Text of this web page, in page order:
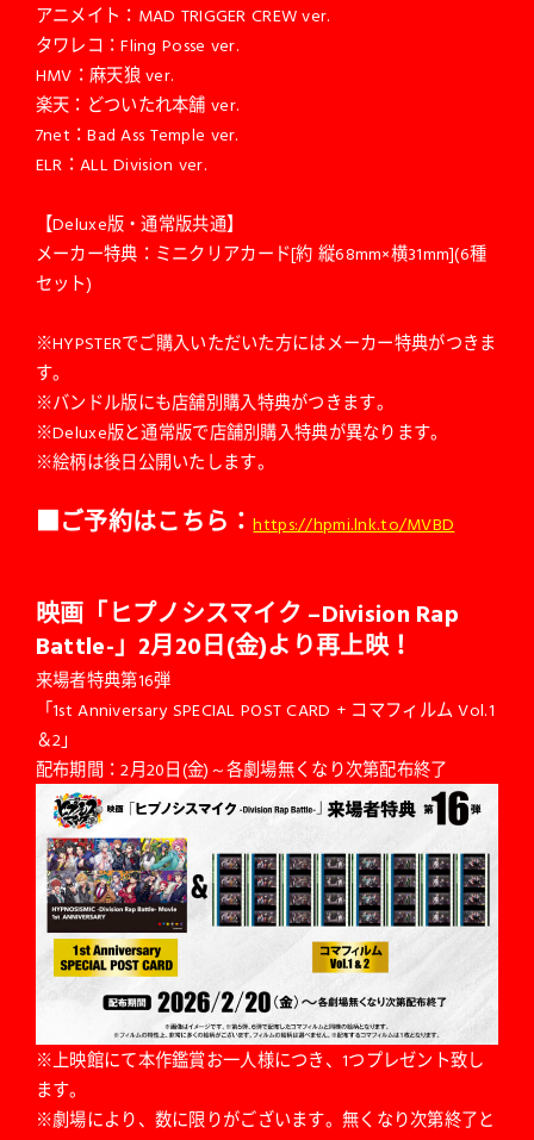
アニメイト：MAD TRIGGER CREW ver.
タワレコ：Fling Posse ver.
HMV：麻天狼 ver.
楽天：どついたれ本舗 ver.
7net：Bad Ass Temple ver.
ELR：ALL Division ver.
【Deluxe版・通常版共通】
メーカー特典：ミニクリアカード[約 縦68mm×横31mm](6種
セット)
※HYPSTERでご購入いただいた方にはメーカー特典がつきま
す。
※バンドル版にも店舗別購入特典がつきます。
※Deluxe版と通常版で店舗別購入特典が異なります。
※絵柄は後日公開いたします。
■ご予約はこちら：https://hpmi.lnk.to/MVBD
映画「ヒプノ シスマイク –Division Rap
Battle-」2月20日(金)より再上映！
来場者特典第16弾
「1st Anniversary SPECIAL POST CARD + コマフィルム Vol.1
＆2」
配布期間：2月20日(金)～各劇場無くなり次第配布終了
※上映館にて本作鑑賞お一人様につき、1つプレゼント致し
ます。
※劇場により、数に限りがございます。無くなり次第終了と